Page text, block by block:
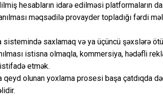
hesabların idarə edilməsi platformaların
məqsədilə provayder topladığı fərdi
sistemində saxlamaq və ya üçüncü şəxslərə
istisna olmaqla, kommersiya, hədəfli
etmək.
qeyd olunan yoxlama prosesi başa çatdıqda